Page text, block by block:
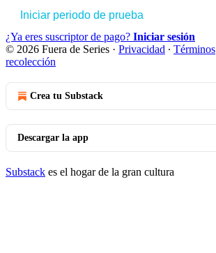
Iniciar periodo de prueba
¿Ya eres suscriptor de pago? Iniciar sesión
© 2026 Fuera de Series · Privacidad ∙ Términos
recolección
Crea tu Substack
Descargar la app
Substack es el hogar de la gran cultura